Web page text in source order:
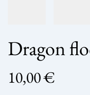
Dragon
10,00 €